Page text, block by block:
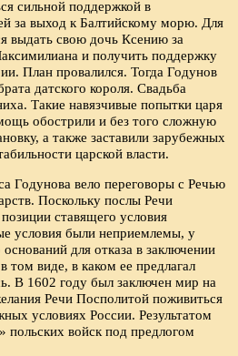
сильной поддержкой в
за выход к Балтийскому морю. Для
выдать свою дочь Ксению за
и получить поддержку
План провалился. Тогда Годунов
датского короля. Свадьба
Такие навязчивые попытки царя
обострили и без того сложную
а также заставили зарубежных
царской власти.
Годунова вело переговоры с Речью
Поскольку послы Речи
ставящего условия
условия были неприемлемы, у
для отказа в заключении
том виде, в каком ее предлагал
В 1602 году был заключен мир на
Речи Посполитой поживиться
условиях России. Результатом
польских войск под предлогом